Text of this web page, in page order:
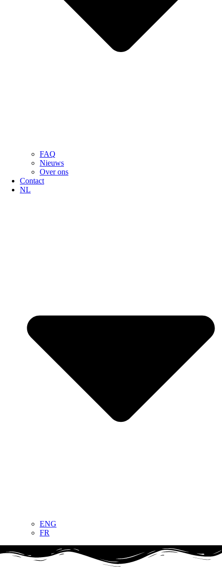
FAQ
Nieuws
Over ons
Contact
NL
ENG
FR